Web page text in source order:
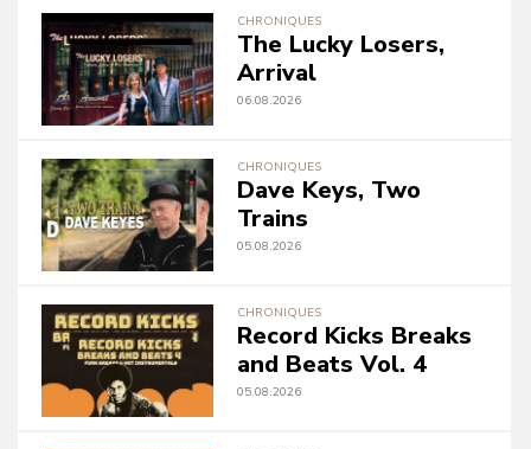
CHRONIQUES
The Lucky Losers,
Arrival
06.08.2026
CHRONIQUES
Dave Keys, Two
Trains
05.08.2026
CHRONIQUES
Record Kicks Breaks
and Beats Vol. 4
05.08.2026